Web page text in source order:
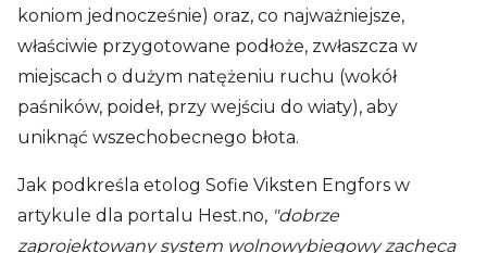
koniom jednocześnie) oraz, co najważniejsze,
właściwie przygotowane podłoże, zwłaszcza w
miejscach o dużym natężeniu ruchu (wokół
paśników, poideł, przy wejściu do wiaty), aby
uniknąć wszechobecnego błota.
Jak podkreśla etolog Sofie Viksten Engfors w
artykule dla portalu Hest.no, "dobrze
zaprojektowany system wolnowybiegowy zachęca